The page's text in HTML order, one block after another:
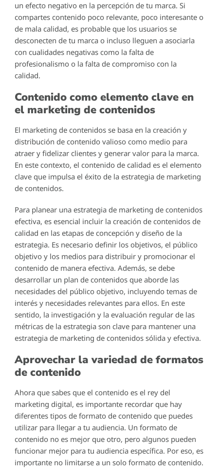
un efecto negativo en la percepción de tu marca. Si
compartes contenido poco relevante, poco interesante o
de mala calidad, es probable que los usuarios se
desconecten de tu marca o incluso lleguen a asociarla
con cualidades negativas como la falta de
profesionalismo o la falta de compromiso con la
calidad.
Contenido como elemento clave en
el marketing de contenidos
El marketing de contenidos se basa en la creación y
distribución de contenido valioso como medio para
atraer y fidelizar clientes y generar valor para la marca.
En este contexto, el contenido de calidad es el elemento
clave que impulsa el éxito de la estrategia de marketing
de contenidos.
Para planear una estrategia de marketing de contenidos
efectiva, es esencial incluir la creación de contenidos de
calidad en las etapas de concepción y diseño de la
estrategia. Es necesario definir los objetivos, el público
objetivo y los medios para distribuir y promocionar el
contenido de manera efectiva. Además, se debe
desarrollar un plan de contenidos que aborde las
necesidades del público objetivo, incluyendo temas de
interés y necesidades relevantes para ellos. En este
sentido, la investigación y la evaluación regular de las
métricas de la estrategia son clave para mantener una
estrategia de marketing de contenidos sólida y efectiva.
Aprovechar la variedad de formatos
de contenido
Ahora que sabes que el contenido es el rey del
marketing digital, es importante recordar que hay
diferentes tipos de formato de contenido que puedes
utilizar para llegar a tu audiencia. Un formato de
contenido no es mejor que otro, pero algunos pueden
funcionar mejor para tu audiencia específica. Por eso, es
importante no limitarse a un solo formato de contenido.